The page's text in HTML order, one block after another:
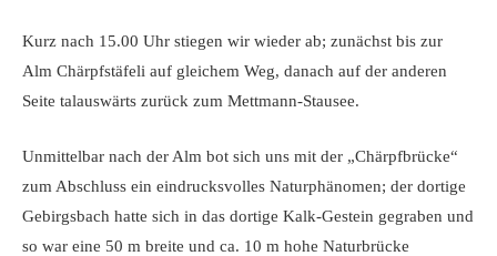
Kurz nach 15.00 Uhr stiegen wir wieder ab; zunächst bis zur
Alm Chärpfstäfeli auf gleichem Weg, danach auf der anderen
Seite talauswärts zurück zum Mettmann-Stausee.
Unmittelbar nach der Alm bot sich uns mit der „Chärpfbrücke“
zum Abschluss ein eindrucksvolles Naturphänomen; der dortige
Gebirgsbach hatte sich in das dortige Kalk-Gestein gegraben und
so war eine 50 m breite und ca. 10 m hohe Naturbrücke